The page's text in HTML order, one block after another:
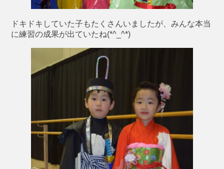
ドキドキしていた子もたくさんいましたが、みんな本当
に練習の成果が出ていたね(*^_^*)